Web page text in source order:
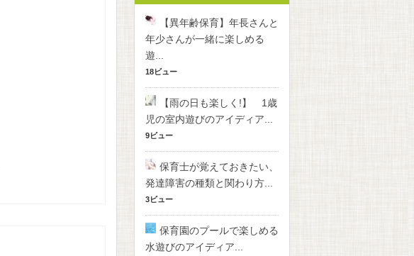
【異年齢保育】年長さんと
年少さんが一緒に楽しめる
遊...
18ビュー
【雨の日も楽しく!】 1歳
児の室内遊びのアイディア...
9ビュー
保育士が覚えておきたい、
発達障害の種類と関わり方...
3ビュー
保育園のプールで楽しめる
水遊びのアイディア...